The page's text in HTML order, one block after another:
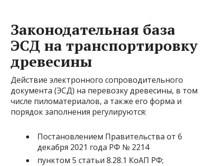
Законодательная база
ЭСД на транспортировку
древесины
Действие электронного сопроводительного
документа (ЭСД) на перевозку древесины, в том
числе пиломатериалов, а также его форма и
порядок заполнения регулируются:
Постановлением Правительства от 6
декабря 2021 года РФ № 2214
пунктом 5 статьи 8.28.1 КоАП РФ;